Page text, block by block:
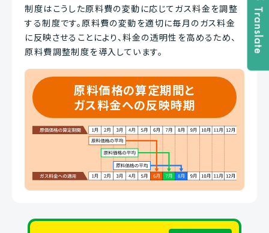
制度はこうした原料費の変動に応じてガス料金を調整
する制度です。原料費の変動を適切に毎月のガス料金
に反映させることにより、料金の透明性を高めるため、
原料費調整制度を導入しています。
原料価格の算定期間と
ガス料金への反映時期